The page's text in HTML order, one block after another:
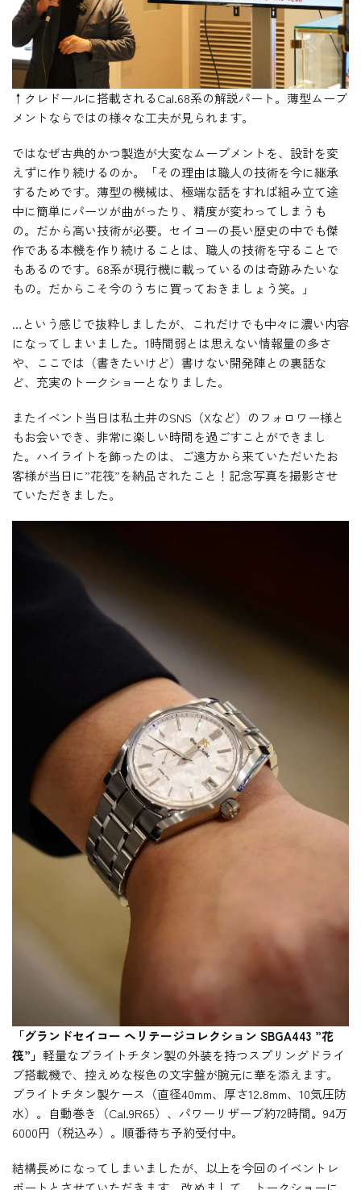
↑クレドールに搭載されるCal.68系の解説パート。薄型ムーブ
メントならではの様々な工夫が見られます。
ではなぜ古典的かつ製造が大変なムーブメントを、設計を変
えずに作り続けるのか。「その理由は職人の技術を今に継承
するためです。薄型の機械は、極端な話をすれば組み立て途
中に簡単にパーツが曲がったり、精度が変わってしまうも
の。だから高い技術が必要。セイコーの長い歴史の中でも傑
作である本機を作り続けることは、職人の技術を守ることで
もあるのです。68系が現行機に載っているのは奇跡みたいな
もの。だからこそ今のうちに買っておきましょう笑。」
…という感じで抜粋しましたが、これだけでも中々に濃い内容
になってしまいました。1時間弱とは思えない情報量の多さ
や、ここでは（書きたいけど）書けない開発陣との裏話な
ど、充実のトークショーとなりました。
またイベント当日は私土井のSNS（Xなど）のフォロワー様と
もお会いでき、非常に楽しい時間を過ごすことができまし
た。ハイライトを飾ったのは、ご遠方から来ていただいたお
客様が当日に”花筏”を納品されたこと！記念写真を撮影させ
ていただきました。
「グランドセイコー ヘリテージコレクション SBGA443 ”花
筏”」 軽量なブライトチタン製の外装を持つスプリングドライ
ブ搭載機で、控えめな桜色の文字盤が腕元に華を添えます。
ブライトチタン製ケース（直径40mm、厚さ12.8mm、10気圧防
水）。自動巻き（Cal.9R65）、パワーリザーブ約72時間。94万
6000円（税込み）。順番待ち予約受付中。
結構長めになってしまいましたが、以上を今回のイベントレ